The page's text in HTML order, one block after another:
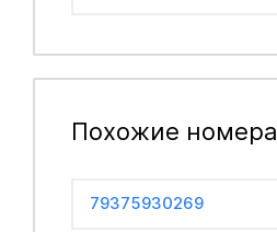
Похожие номера
79375930269